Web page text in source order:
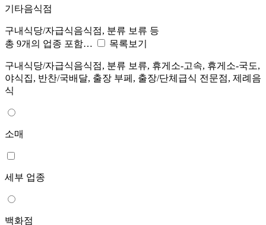
기타음식점
구내식당/자급식음식점, 분류 보류 등
총 9개의 업종 포함…
목록보기
구내식당/자급식음식점, 분류 보류, 휴게소-고속, 휴게소-국도,
야식집, 반찬/국배달, 출장 부페, 출장/단체급식 전문점, 제례음
식
소매
세부 업종
백화점